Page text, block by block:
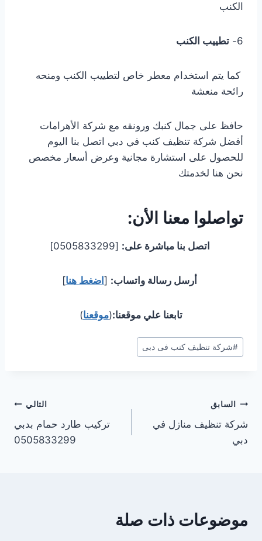
الكنب
6- تطييب الكنب
كما يتم استخدام معطر خاص لتطييب الكنب ومنحه
رائحة منعشة
حافظ على جمال كنبك ورونقه مع شركة الأهرامات
أفضل شركة تنظيف كنب في دبي اتصل بنا اليوم
للحصول على استشارة مجانية وعرض أسعار مخصص
نحن هنا لخدمتك
تواصلوا معنا الأن:
اتصل بنا مباشرة على: [0505833299]
أرسل رسالة واتساب: [ اضغط هنا]
تابعنا علي موقعنا:(موقعنا)
وسوم
المقال:
#شركة تنظيف كنب فى دبى
تصفّح
المقالات
السابق
شركة تنظيف منازل في
دبي
التالي
تركيب طارد حمام بدبي
0505833299
موضوعات ذات صلة